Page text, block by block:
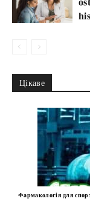
Цікаве
Фармакологія для